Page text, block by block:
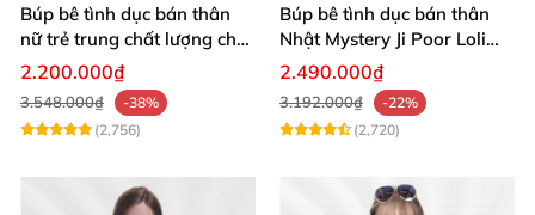
Búp bê tình dục bán thân
nữ trẻ trung chất lượng chất
chơi
2.200.000₫
3.548.000₫
-38%
(2,756)
Búp bê tình dục bán thân
Nhật Mystery Ji Poor Loli
TPE 6kg siêu mềm mại
2.490.000₫
3.192.000₫
-22%
(2,720)